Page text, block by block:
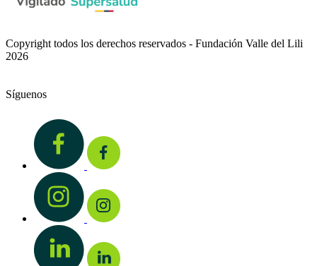
Copyright todos los derechos reservados - Fundación Valle del Lili
2026
Síguenos